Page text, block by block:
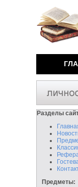
Разделы
Предметы: